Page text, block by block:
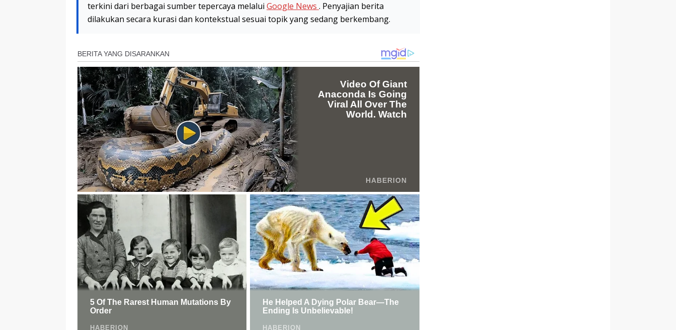
terkini dari berbagai sumber tepercaya melalui Google News . Penyajian berita
dilakukan secara kurasi dan kontekstual sesuai topik yang sedang berkembang.